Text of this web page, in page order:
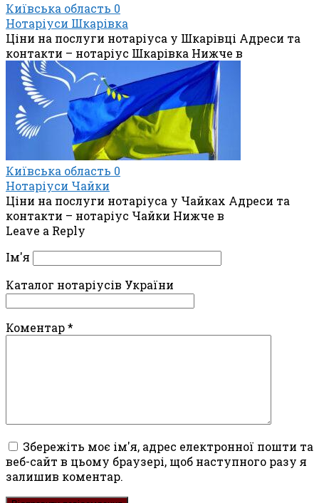
Київська область 0
Нотаріуси Шкарівка
Ціни на послуги нотаріуса у Шкарівці Адреси та
контакти – нотаріус Шкарівка Нижче в
Київська область 0
Нотаріуси Чайки
Ціни на послуги нотаріуса у Чайках Адреси та
контакти – нотаріус Чайки Нижче в
Leave a Reply
Ім'я
Каталог нотаріусів України
Коментар*
Збережіть моє ім'я, адрес електронної пошти та
веб-сайт в цьому браузері, щоб наступного разу я
залишив коментар.